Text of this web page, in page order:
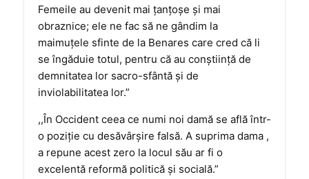
Femeile au devenit mai ţanţoşe şi mai
obraznice; ele ne fac să ne gândim la
maimuţele sfinte de la Benares care cred că li
se îngăduie totul, pentru că au conştiinţă de
demnitatea lor sacro-sfântă şi de
inviolabilitatea lor.”
,,În Occident ceea ce numi noi damă se află într-
o poziţie cu desăvârşire falsă. A suprima dama ,
a repune acest zero la locul său ar fi o
excelentă reformă politică şi socială.”